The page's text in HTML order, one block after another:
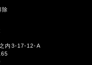
除
内3-17-12-A